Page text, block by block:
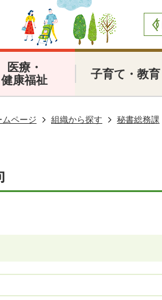
医療・
健康福祉
子育て・教育
ムページ 組織から探す 秘書総務課